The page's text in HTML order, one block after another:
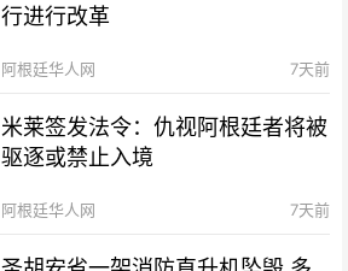
行进行改革
阿根廷华人网 7天前
米莱签发法令：仇视阿根廷者将被
驱逐或禁止入境
阿根廷华人网 7天前